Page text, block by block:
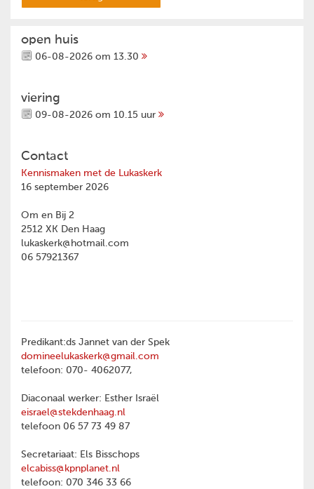
open huis
06-08-2026 om 13.30
viering
09-08-2026 om 10.15 uur
Contact
Kennismaken met de Lukaskerk
16 september 2026
Om en Bij 2
2512 XK Den Haag
lukaskerk@hotmail.com
06 57921367
Predikant:ds Jannet van der Spek
domineelukaskerk@gmail.com
telefoon: 070- 4062077,
Diaconaal werker: Esther Israël
eisrael@stekdenhaag.nl
telefoon 06 57 73 49 87
Secretariaat: Els Bisschops
elcabiss@kpnplanet.nl
telefoon: 070 346 33 66